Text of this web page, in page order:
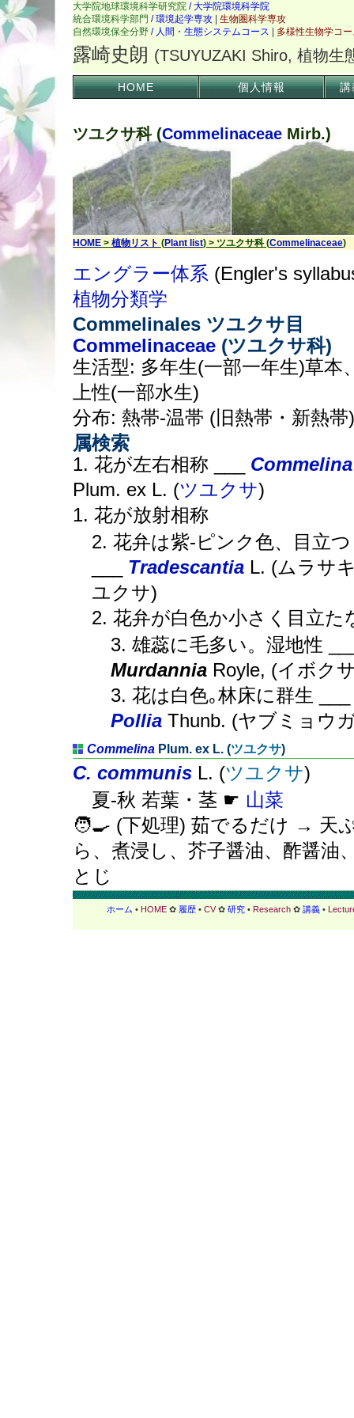
HOME 個人情報 講
ツユクサ科 (Commelinaceae Mirb.)
HOME > 植物リスト (Plant list) > ツユクサ科 (Commelinaceae)
エングラー体系 (Engler's
植物分類学
Commelinales ツユクサ目
Commelinaceae (ツユクサ科)
生活型: 多年生(一部一年生)草本
上性(一部水生)
分布: 熱帯-温帯 (旧熱帯・新熱帯)
属検索
1. 花が左右相称 ___ Commelina
Plum. ex L. (ツユクサ)
1. 花が放射相称
2. 花弁は紫-ピンク色、目立つ
Tradescantia L. (ムラサ
ユクサ)
2. 花弁が白色か小さく目立た
3. 雄蕊に毛多い。湿地性
Murdannia Royle, (イボク
3. 花は白色｡林床に群生 ___
Pollia Thunb. (ヤブミョウ
Commelina Plum. ex L. (ツユクサ)
C. communis L. (ツユクサ)
夏-秋 若葉・茎 ☛ 山菜
🧑‍🍳 (下処理) 茹でるだけ → 天
ら、煮浸し、芥子醤油、酢醤油
とじ